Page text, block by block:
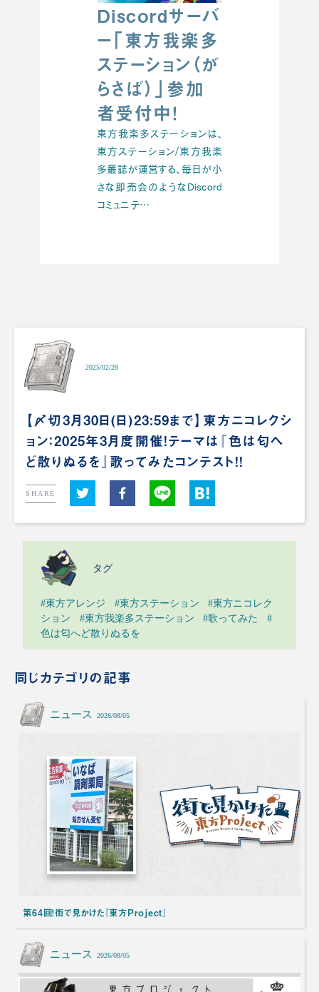
Discordサーバ
ー「東方我楽多
ステーション（が
らさば）」参加
者受付中！
東方我楽多ステーションは、
東方ステーション/東方我楽
多叢誌が運営する、毎日が小
さな即売会のようなDiscord
コミュニテ…
2025/02/28
【〆切3月30日(日)23:59まで】東方ニコレクシ
ョン：2025年3月度開催！テーマは『色は匂へ
ど散りぬるを』歌ってみたコンテスト！！
SHARE
タグ
#東方アレンジ #東方ステーション
#東方ニコレク
ション
#東方我楽多ステーション #歌ってみた
#
色は匂へど散りぬるを
同じカテゴリの記事
ニュース 2026/08/05
第64回！街で見かけた『東方Project』
ニュース 2026/08/05